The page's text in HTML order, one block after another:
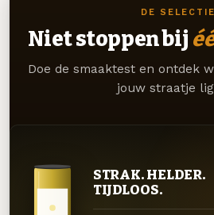
DE SELECTIE
Niet stoppen bij
Doe de smaaktest en ontdek
jouw straatje
STRAK. HELDER.
TIJDLOOS.